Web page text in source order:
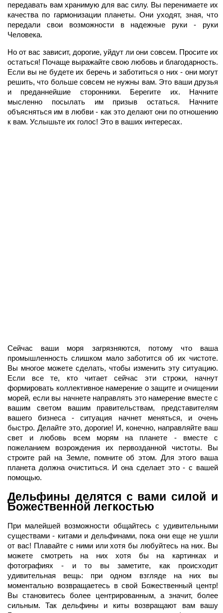
передавать вам хранимую для вас силу. Вы перенимаете их
качества по гармонизации планеты. Они уходят, зная, что
передали свои возможности в надежные руки - руки
Человека.
Но от вас зависит, дорогие, уйдут ли они совсем. Просите их
остаться! Почаще выражайте свою любовь и благодарность.
Если вы не будете их беречь и заботиться о них - они могут
решить, что больше совсем не нужны вам. Это ваши друзья
и преданнейшие сторонники. Берегите их. Начните
мысленно посылать им призыв остаться. Начните
объясняться им в любви - как это делают они по отношению
к вам. Услышьте их голос! Это в ваших интересах.
Сейчас ваши моря загрязняются, потому что ваша
промышленность слишком мало заботится об их чистоте.
Вы многое можете сделать, чтобы изменить эту ситуацию.
Если все те, кто читает сейчас эти строки, начнут
формировать коллективное намерение о защите и очищении
морей, если вы начнете направлять это намерение вместе с
вашим светом вашим правительствам, представителям
вашего бизнеса - ситуация начнет меняться, и очень
быстро. Делайте это, дорогие! И, конечно, направляйте ваш
свет и любовь всем морям на планете - вместе с
пожеланием возрождения их первозданной чистоты. Вы
строите рай на Земле, помните об этом. Для этого ваша
планета должна очиститься. И она сделает это - с вашей
помощью.
Дельфины делятся с вами силой и
Божественной легкостью
При малейшей возможности общайтесь с удивительными
существами - китами и дельфинами, пока они еще не ушли
от вас! Плавайте с ними или хотя бы любуйтесь на них. Вы
можете смотреть на них хотя бы на картинках и
фотографиях - и то вы заметите, как происходит
удивительная вещь: при одном взгляде на них вы
моментально возвращаетесь в свой Божественный центр!
Вы становитесь более центрированным, а значит, более
сильным. Так дельфины и киты возвращают вам вашу